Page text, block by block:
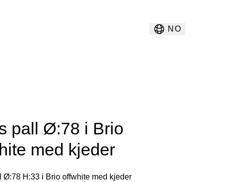
NO
pall Ø:78 i Brio
med kjeder
Ø:78 H:33 i Brio offwhite med kjeder